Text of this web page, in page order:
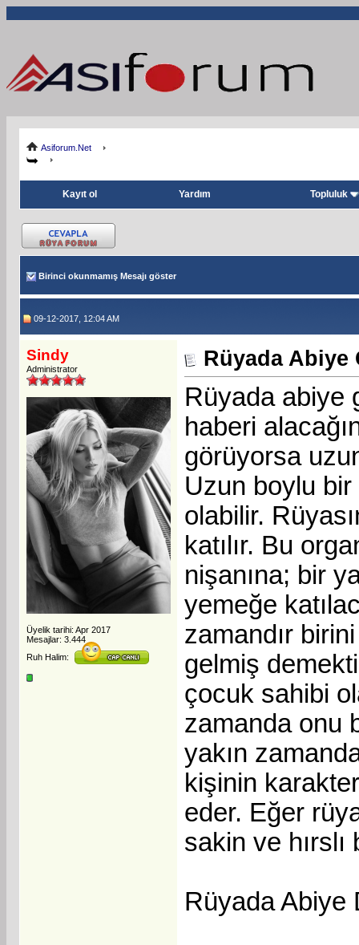
Asiforum.Net
Kayıt ol Yardım Topluluk
Birinci okunmamış Mesajı göster
09-12-2017, 12:04 AM
Sindy
Administrator
Üyelik tarihi: Apr 2017
Mesajlar: 3.444
Ruh Halim:
Rüyada Abiye
Rüyada abiye
haberi
görüyorsa
Uzun boylu bir
olabilir.
katılır. Bu
nişanına; bir
yemeğe
zamandır
gelmiş
çocuk sahibi
zamanda onu
yakın
kişinin
eder. Eğer
sakin ve hırslı
Rüyada Abiye